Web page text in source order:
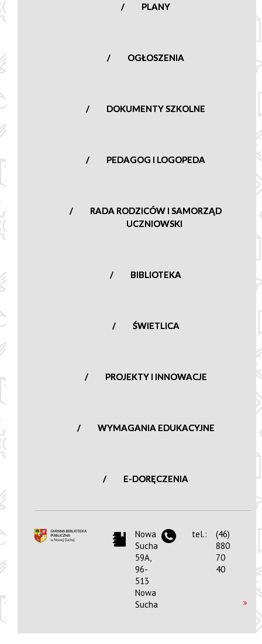
PLANY
OGŁOSZENIA
DOKUMENTY SZKOLNE
PEDAGOG I LOGOPEDA
RADA RODZICÓW I SAMORZĄD
UCZNIOWSKI
BIBLIOTEKA
ŚWIETLICA
PROJEKTY I INNOWACJE
WYMAGANIA EDUKACYJNE
E-DORĘCZENIA
Nowa
Sucha
59A,
96-
513
Nowa
Sucha
tel.:
(46)
880
70
40